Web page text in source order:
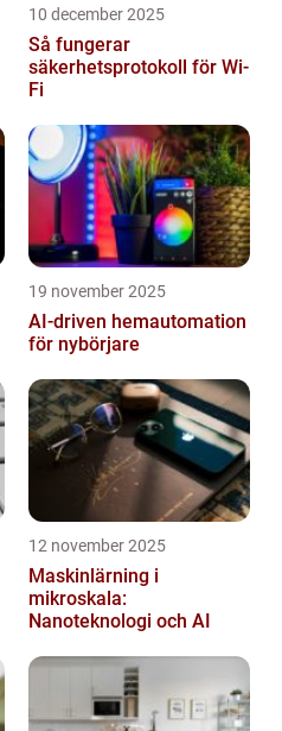
10 december 2025
Så fungerar
säkerhetsprotokoll för Wi-
Fi
19 november 2025
AI-driven hemautomation
för nybörjare
12 november 2025
Maskinlärning i
mikroskala:
Nanoteknologi och AI